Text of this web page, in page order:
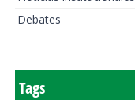
Debates
Tags